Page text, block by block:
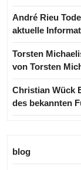
André Rieu
aktuelle
Torsten
von Torsten
Christian Wück
des bekannten
blog